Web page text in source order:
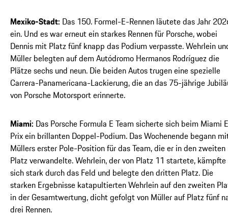
Mexiko-Stadt: Das 150. Formel-E-Rennen läutete das Jahr
ein. Und es war erneut ein starkes Rennen für Porsche, wobei
Dennis mit Platz fünf knapp das Podium verpasste. Wehrlein
Müller belegten auf dem Autódromo Hermanos Rodríguez die
Plätze sechs und neun. Die beiden Autos trugen eine spezielle
Carrera-Panamericana-Lackierung, die an das 75-jährige
von Porsche Motorsport erinnerte.
Miami: Das Porsche Formula E Team sicherte sich beim Miami
Prix ein brillanten Doppel-Podium. Das Wochenende begann
Müllers erster Pole-Position für das Team, die er in den zweiten
Platz verwandelte. Wehrlein, der von Platz 11 startete, kämpfte
sich stark durch das Feld und belegte den dritten Platz. Die
starken Ergebnisse katapultierten Wehrlein auf den zweiten
in der Gesamtwertung, dicht gefolgt von Müller auf Platz fünf
drei Rennen.